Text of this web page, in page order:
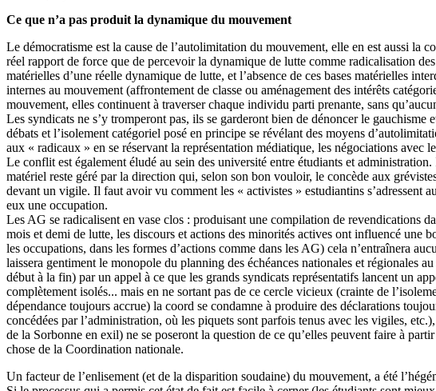
Ce que n’a pas produit la dynamique du mouvement
Le démocratisme est la cause de l’autolimitation du mouvement, elle en est aussi la
réel rapport de force que de percevoir la dynamique de lutte comme radicalisation
matérielles d’une réelle dynamique de lutte, et l’absence de ces bases matérielles
internes au mouvement (affrontement de classe ou aménagement des intérêts
mouvement, elles continuent à traverser chaque individu parti prenante, sans
Les syndicats ne s’y tromperont pas, ils se garderont bien de dénoncer le
débats et l’isolement catégoriel posé en principe se révélant des moyens
aux « radicaux » en se réservant la représentation médiatique, les négociations
Le conflit est également éludé au sein des université entre étudiants et
matériel reste géré par la direction qui, selon son bon vouloir, le concède aux
devant un vigile. Il faut avoir vu comment les « activistes » estudiantins s’adressent
eux une occupation.
Les AG se radicalisent en vase clos : produisant une compilation de revendications
mois et demi de lutte, les discours et actions des minorités actives ont influencé une
les occupations, dans les formes d’actions comme dans les AG) cela n’entraînera
laissera gentiment le monopole du planning des échéances nationales et régionales
début à la fin) par un appel à ce que les grands syndicats représentatifs lancent un
complètement isolés... mais en ne sortant pas de ce cercle vicieux (crainte de
dépendance toujours accrue) la coord se condamne à produire des déclarations
concédées par l’administration, où les piquets sont parfois tenus avec les vigiles,
de la Sorbonne en exil) ne se poseront la question de ce qu’elles peuvent faire à
chose de la Coordination nationale.
Un facteur de l’enlisement (et de la disparition soudaine) du mouvement, a été